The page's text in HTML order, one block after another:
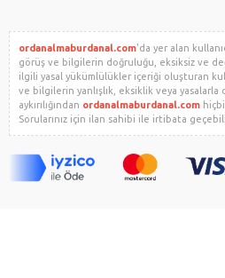
ordanalmaburdanal.com'da yer alan
görüş ve bilgilerin doğruluğu, eksiksiz ve
ilgili yasal yükümlülükler içeriği oluşturan
ve bilgilerin yanlışlık, eksiklik veya yasalarla
aykırılığından ordanalmaburdanal.com
Sorularınız için ilan sahibi ile irtibata